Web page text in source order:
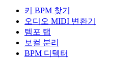
키 BPM 찾기
오디오 MIDI 변환기
템포 탭
보컬 분리
BPM 디텍터